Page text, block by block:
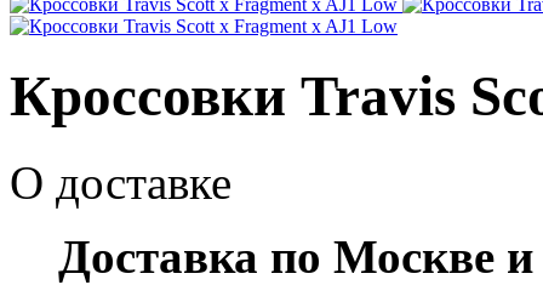
Кроссовки Travis
О доставке
Доставка по Москве